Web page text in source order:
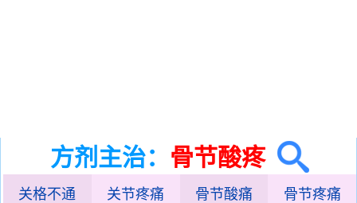
方剂主治： 骨节酸疼
关格不通 关节疼痛 骨节酸痛 骨节疼痛